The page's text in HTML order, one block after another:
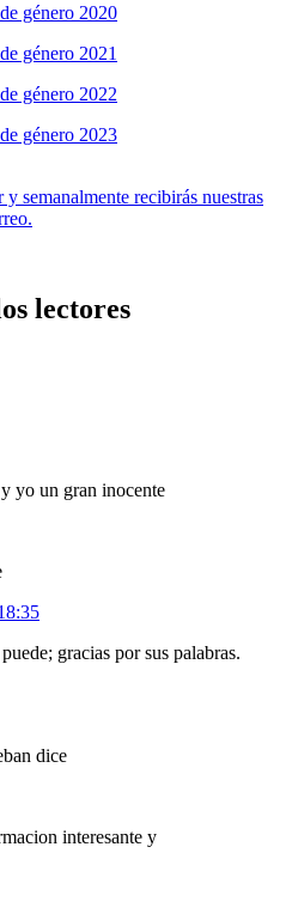
género 2020
género 2021
género 2022
género 2023
semanalmente recibirás nuestras
lectores
yo un gran inocente
gracias por sus palabras.
dice
interesante y